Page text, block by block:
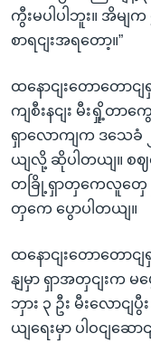
ကွီးမပါပါဘူး။ အိမျ
စာရငျးအရတော့။”
ထနောငျးတောတောင
ကျစီးနငျး မီးရှို့တာကွ
ရှာလောကျက ဒသေခံ
ယျလို့ ဆိုပါတယျ။ စဈကွ
တခြို့ရှာတှကေလူတှေ
တှကေ ပွောပါတယျ။
ထနောငျးတောတော
နျမှာ ရှာအတှငျးက
ဘှား ၃ ဦး မီးလော
ယျရေးမှာ ပါဝငျဆေ